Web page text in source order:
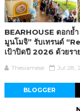
BEARHOUSE ตอกย้
มูนโมจิ” รับเทรนด์
เป้าปิดปี 2026 ด้วยร
Thesiamese Jul 28,
BLOGGER